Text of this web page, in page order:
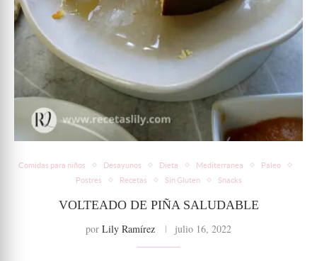
Comidas para niños Desayunos Dieta Mediterranea
Paleo
Postres
Recetas Sin Gluten Snacks
VOLTEADO DE PIÑA SALUDABLE
por Lily Ramírez julio 16, 2022